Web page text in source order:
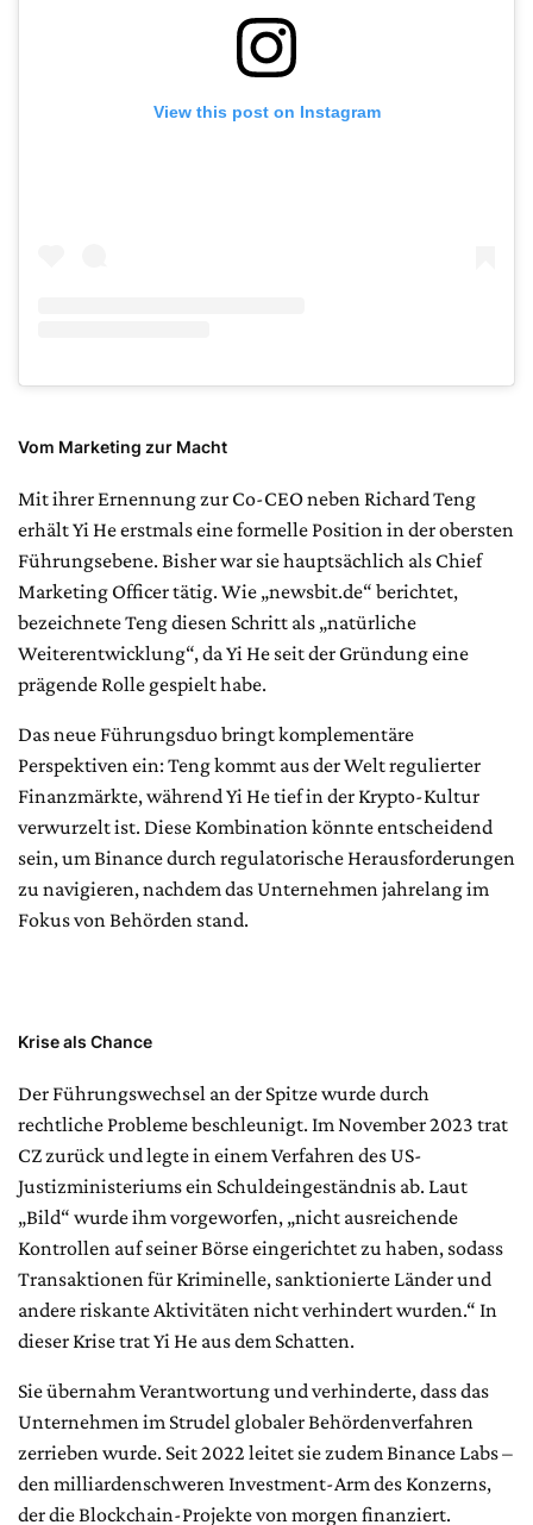
View this post on Instagram
Vom Marketing zur Macht
Mit ihrer Ernennung zur Co-CEO neben Richard Teng
erhält Yi He erstmals eine formelle Position in der obersten
Führungsebene. Bisher war sie hauptsächlich als Chief
Marketing Officer tätig. Wie „newsbit.de“ berichtet,
bezeichnete Teng diesen Schritt als „natürliche
Weiterentwicklung“, da Yi He seit der Gründung eine
prägende Rolle gespielt habe.
Das neue Führungsduo bringt komplementäre
Perspektiven ein: Teng kommt aus der Welt regulierter
Finanzmärkte, während Yi He tief in der Krypto-Kultur
verwurzelt ist. Diese Kombination könnte entscheidend
sein, um Binance durch regulatorische Herausforderungen
zu navigieren, nachdem das Unternehmen jahrelang im
Fokus von Behörden stand.
Krise als Chance
Der Führungswechsel an der Spitze wurde durch
rechtliche Probleme beschleunigt. Im November 2023 trat
CZ zurück und legte in einem Verfahren des US-
Justizministeriums ein Schuldeingeständnis ab. Laut
„Bild“ wurde ihm vorgeworfen, „nicht ausreichende
Kontrollen auf seiner Börse eingerichtet zu haben, sodass
Transaktionen für Kriminelle, sanktionierte Länder und
andere riskante Aktivitäten nicht verhindert wurden.“ In
dieser Krise trat Yi He aus dem Schatten.
Sie übernahm Verantwortung und verhinderte, dass das
Unternehmen im Strudel globaler Behördenverfahren
zerrieben wurde. Seit 2022 leitet sie zudem Binance Labs –
den milliardenschweren Investment-Arm des Konzerns,
der die Blockchain-Projekte von morgen finanziert.